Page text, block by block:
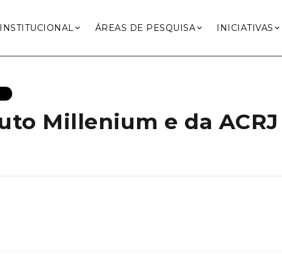
INSTITUCIONAL ÁREAS DE PESQUISA INICIATIVAS
Millenium e da